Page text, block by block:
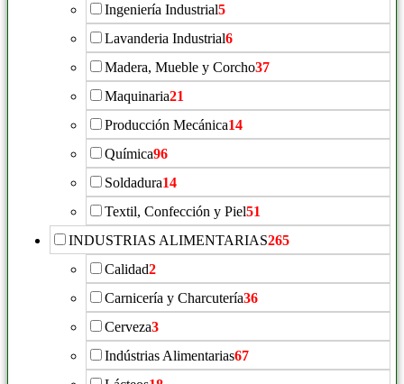
Ingeniería Industrial5
Lavanderia Industrial6
Madera, Mueble y Corcho37
Maquinaria21
Producción Mecánica14
Química96
Soldadura14
Textil, Confección y Piel51
INDUSTRIAS ALIMENTARIAS265
Calidad2
Carnicería y Charcutería36
Cerveza3
Indústrias Alimentarias67